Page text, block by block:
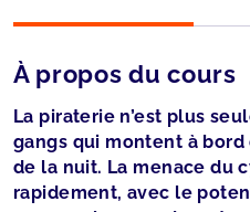
À propos du cours
La piraterie n’est plus
gangs qui montent à
de la nuit. La menace du
rapidement, avec le